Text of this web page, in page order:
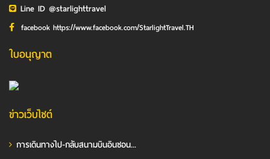
Line ID @starlighttravel
facebook https://www.facebook.com/StarlightTravel.TH
ใบอนุญาต
ข่าวเว็บไซต์
การเดินทางไป-กลับสนามบินอินชอน...